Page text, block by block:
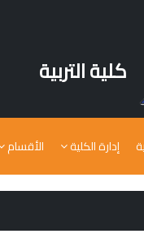
كلية التربية
إدارة الكلية الأقسام